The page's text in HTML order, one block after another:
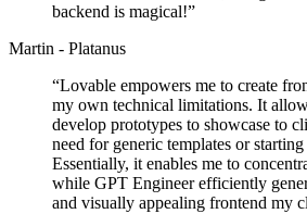
backend is magical!”
Martin - Platanus
“Lovable empowers me to create
my own technical limitations. It
develop prototypes to showcase to
need for generic templates or
Essentially, it enables me to
while GPT Engineer efficiently
and visually appealing frontend my